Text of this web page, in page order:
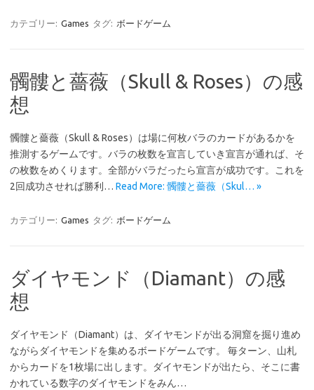
カテゴリー: Games タグ: ボードゲーム
髑髏と薔薇（Skull & Roses）の感
想
髑髏と薔薇（Skull & Roses）は場に何枚バラのカードがあるかを
推測するゲームです。バラの枚数を宣言していき宣言が通れば、そ
の枚数をめくります。全部がバラだったら宣言が成功です。これを
2回成功させれば勝利… Read More: 髑髏と薔薇（Skul… »
カテゴリー: Games タグ: ボードゲーム
ダイヤモンド（Diamant）の感
想
ダイヤモンド（Diamant）は、ダイヤモンドが出る洞窟を掘り進め
ながらダイヤモンドを集めるボードゲームです。 毎ターン、山札
からカードを1枚場に出します。ダイヤモンドが出たら、そこに書
かれている数字のダイヤモンドをみん…